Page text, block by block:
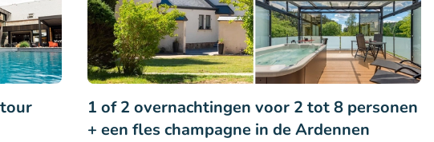
1 of 2 overnachtingen voor 2 tot 8 personen
+ een fles champagne in de Ardennen